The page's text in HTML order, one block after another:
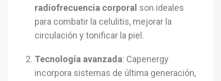
radiofrecuencia corporal son ideales
para combatir la celulitis, mejorar la
circulación y tonificar la piel.
Tecnología avanzada: Capenergy
incorpora sistemas de última generación,